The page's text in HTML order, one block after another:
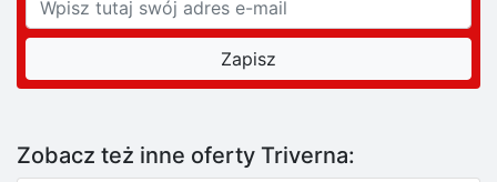
Zobacz też inne oferty Triverna: